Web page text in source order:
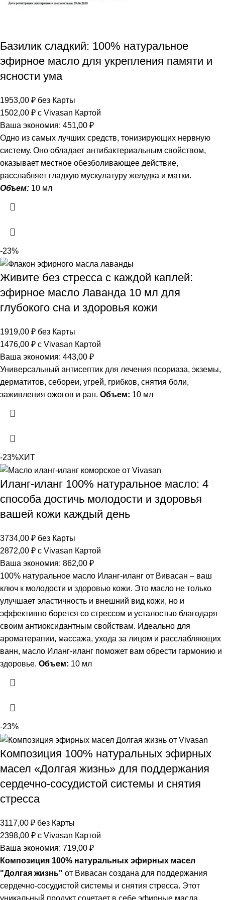
Базилик сладкий: 100% натуральное
эфирное масло для укрепления памяти и
ясности ума
1953,00 ₽ без Карты
1502,00 ₽ с Vivasan Картой
Ваша экономия: 451,00 ₽
Одно из самых лучших средств, тонизирующих нервную
систему. Оно обладает антибактериальным свойством,
оказывает местное обезболивающее действие,
расслабляет гладкую мускулатуру желудка и матки.
Объем: 10 мл
-23%
Живите без стресса с каждой каплей:
эфирное масло Лаванда 10 мл для
глубокого сна и здоровья кожи
1919,00 ₽ без Карты
1476,00 ₽ с Vivasan Картой
Ваша экономия: 443,00 ₽
Универсальный антисептик для лечения псориаза, экземы,
дерматитов, себореи, угрей, грибков, снятия боли,
заживления ожогов и ран. Объем: 10 мл
-23%ХИТ
Иланг-иланг 100% натуральное масло: 4
способа достичь молодости и здоровья
вашей кожи каждый день
3734,00 ₽ без Карты
2872,00 ₽ с Vivasan Картой
Ваша экономия: 862,00 ₽
100% натуральное масло Иланг-иланг от Вивасан – ваш
ключ к молодости и здоровью кожи. Это масло не только
улучшает эластичность и внешний вид кожи, но и
эффективно борется со стрессом и усталостью благодаря
своим антиоксидантным свойствам. Идеально для
ароматерапии, массажа, ухода за лицом и расслабляющих
ванн, масло Иланг-иланг поможет вам обрести гармонию и
здоровье. Объем: 10 мл
-23%
Композиция 100% натуральных эфирных
масел «Долгая жизнь» для поддержания
сердечно-сосудистой системы и снятия
стресса
3117,00 ₽ без Карты
2398,00 ₽ с Vivasan Картой
Ваша экономия: 719,00 ₽
Композиция 100% натуральных эфирных масел
"Долгая жизнь" от Вивасан создана для поддержания
сердечно-сосудистой системы и снятия стресса. Этот
уникальный продукт сочетает в себе эфирные масла